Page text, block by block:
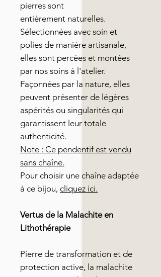
pierres sont
entièrement naturelles.
Sélectionnées avec soin et
polies de manière artisanale,
elles sont percées et montées
par nos soins à l'atelier.
Façonnées par la nature, elles
peuvent présenter de légères
aspérités ou singularités qui
garantissent leur totale
authenticité.
Note : Ce pendentif est vendu
sans chaîne.
Pour choisir une chaîne adaptée
à ce bijou, cliquez ici.
Vertus de la Malachite en
Lithothérapie
Pierre de transformation et de
protection active, la malachite